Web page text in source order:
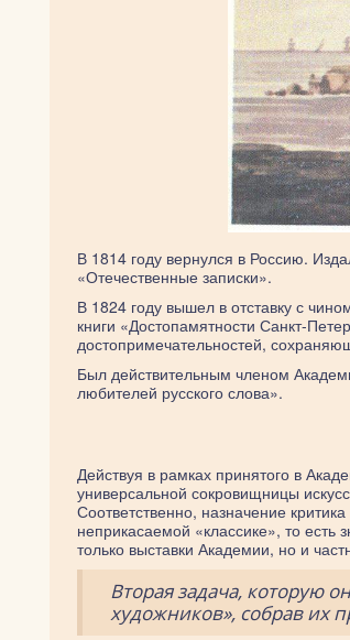
В 1814 году вернулся в Россию.
«Отечественные записки».
В 1824 году вышел в отставку с
книги «Достопамятности Санкт-
достопримечательностей,
Был действительным членом
любителей русского слова».
Действуя в рамках принятого в
универсальной сокровищницы
Соответственно, назначение
неприкасаемой «классике», то
только выставки Академии, но и
Вторая задача, которую
художников», собрав их